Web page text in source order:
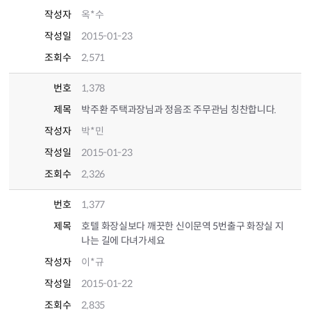
작성자
옥*수
작성일
2015-01-23
조회수
2,571
번호
1,378
제목
박주환 주택과장님과 정음조 주무관님 칭찬합니다.
작성자
박*민
작성일
2015-01-23
조회수
2,326
번호
1,377
제목
호텔 화장실보다 깨끗한 신이문역 5번출구 화장실 지
나는 길에 다녀가세요
작성자
이*규
작성일
2015-01-22
조회수
2,835